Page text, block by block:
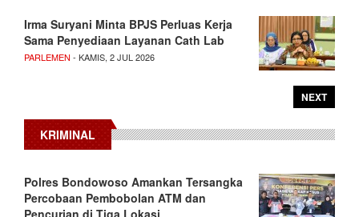
Irma Suryani Minta BPJS Perluas Kerja
Sama Penyediaan Layanan Cath Lab
PARLEMEN - KAMIS, 2 JUL 2026
NEXT
KRIMINAL
Polres Bondowoso Amankan Tersangka
Percobaan Pembobolan ATM dan